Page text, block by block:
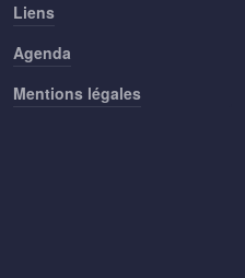
Liens
Agenda
Mentions légales